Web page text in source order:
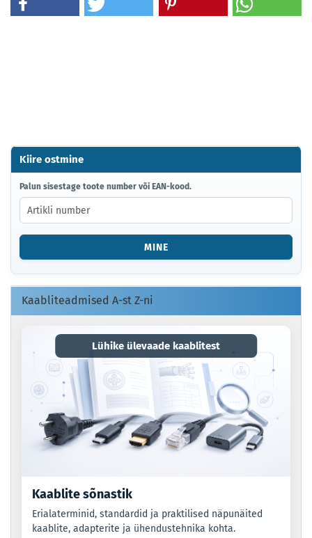
Kiire ostmine
PALUN
SISESTAGE
TOOTE
NUMBER
VÕI
KOOD.
Palun sisestage toote number või EAN-kood.
MINE
Kaabliteadmised A-st Z-ni
Lühike ülevaade kaablitest
Kaablite sõnastik
Erialaterminid, standardid ja praktilised näpunäited
kaablite, adapterite ja ühendustehnika kohta.